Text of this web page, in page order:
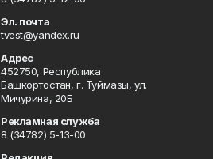
Эл. почта
tvest@yandex.ru
Адрес
452750, Республика
Башкортостан, г. Туймазы, ул.
Мичурина, 20Б
Рекламная служба
8 (34782) 5-13-00